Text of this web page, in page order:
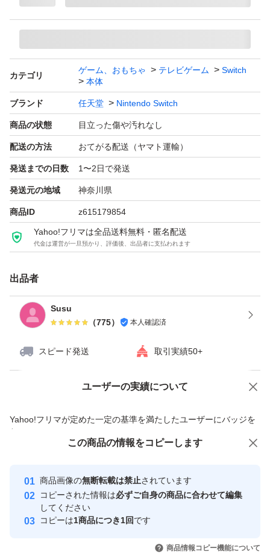
カテゴリ
ゲーム、おもちゃ テレビゲーム
Switch
本体
ブランド 任天堂 Nintendo Switch
商品の状態 目立った傷や汚れなし
配送の方法 おてがる配送（ヤマト運輸）
発送までの日数 1〜2日で発送
発送元の地域 神奈川県
商品ID z615179854
Yahoo!フリマは全品送料無料・匿名配送
代金は運営が一旦預かり、評価後、出品者に支払われます
出品者
Susu
（775） 本人確認済
スピード発送 取引実績50+
ユーザーの実績について
Yahoo!フリマが定めた一定の基準を満たしたユーザーにバッジを
付与しています
安心取引出品者
心・安全なユーザーです
取引実績
引を完了させた実績があります
価格の相談 商品への質問
この商品の情報をコピーします
商品画像の無断転載は禁止されています
コピーされた情報は必ずご自身の商品に合わせて編集
してください
コピーは1商品につき1回です
商品情報コピー機能について
この商品をみている人にオススメ